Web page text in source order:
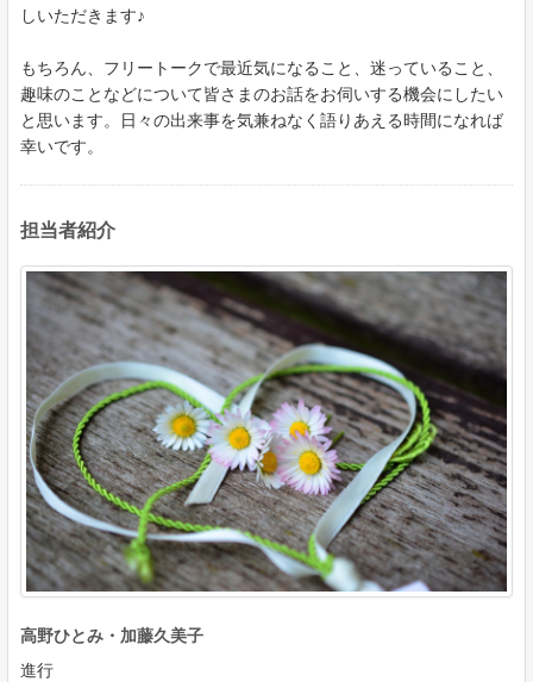
しいただきます♪
もちろん、フリートークで最近気になること、迷っていること、
趣味のことなどについて皆さまのお話をお伺いする機会にしたい
と思います。日々の出来事を気兼ねなく語りあえる時間になれば
幸いです。
担当者紹介
高野ひとみ・加藤久美子
進行